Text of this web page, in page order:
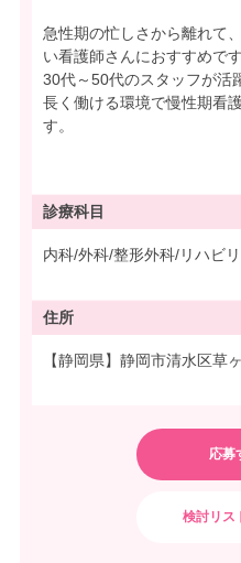
急性期の忙しさから離れて
い看護師さんにおすすめです
30代～50代のスタッフが活
長く働ける環境で慢性期看
す。
診療科目
内科/外科/整形外科/リハビ
住所
【静岡県】静岡市清水区草